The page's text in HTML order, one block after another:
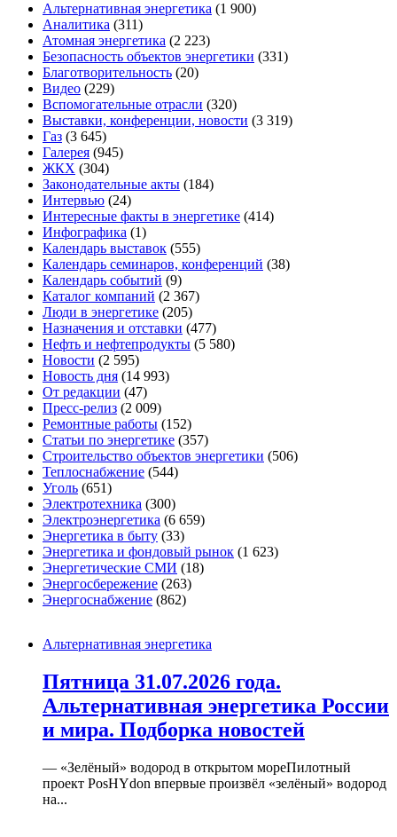
Альтернативная энергетика (1 900)
Аналитика (311)
Атомная энергетика (2 223)
Безопасность объектов энергетики (331)
Благотворительность (20)
Видео (229)
Вспомогательные отрасли (320)
Выставки, конференции, новости (3 319)
Газ (3 645)
Галерея (945)
ЖКХ (304)
Законодательные акты (184)
Интервью (24)
Интересные факты в энергетике (414)
Инфографика (1)
Календарь выставок (555)
Календарь семинаров, конференций (38)
Календарь событий (9)
Каталог компаний (2 367)
Люди в энергетике (205)
Назначения и отставки (477)
Нефть и нефтепродукты (5 580)
Новости (2 595)
Новость дня (14 993)
От редакции (47)
Пресс-релиз (2 009)
Ремонтные работы (152)
Статьи по энергетике (357)
Строительство объектов энергетики (506)
Теплоснабжение (544)
Уголь (651)
Электротехника (300)
Электроэнергетика (6 659)
Энергетика в быту (33)
Энергетика и фондовый рынок (1 623)
Энергетические СМИ (18)
Энергосбережение (263)
Энергоснабжение (862)
Альтернативная энергетика
Пятница 31.07.2026 года.
Альтернативная энергетика России
и мира. Подборка новостей
— «Зелёный» водород в открытом мореПилотный
проект PosHYdon впервые произвёл «зелёный» водород
на...